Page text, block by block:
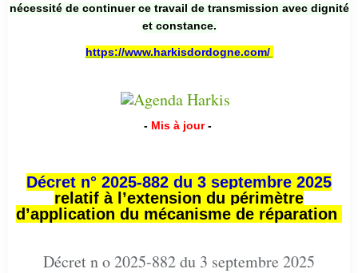
nécessité de continuer ce travail de transmission avec dignité
et constance.
https://www.harkisdordogne.com/
- Mis à jour -
Décret n° 2025-882 du 3 septembre 2025
relatif à l’extension du périmètre
d’application du mécanisme de réparation
Décret n o 2025-882 du 3 septembre 2025